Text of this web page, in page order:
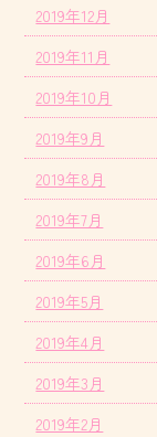
2019年12月
2019年11月
2019年10月
2019年9月
2019年8月
2019年7月
2019年6月
2019年5月
2019年4月
2019年3月
2019年2月